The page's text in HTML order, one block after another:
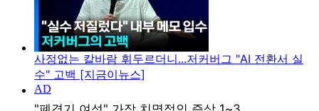
사정없는 칼바람 휘두르더니...저커버그 "AI 전환서 실
수" 고백 [지금이뉴스]